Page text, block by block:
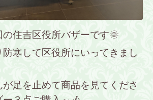
住吉区役所バザーです🌞
寒して区役所にいってきまし
足を止めて商品を見てくださ